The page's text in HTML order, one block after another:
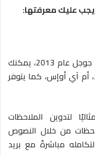
هي خدمة لتدوين الملاحظات أطلقتها جوجل عام 2013، يمكنك
أم آي أوإس، كما يتوفر
لتدوين الملاحظات
من خلال النصوص
مباشرةً مع بريد